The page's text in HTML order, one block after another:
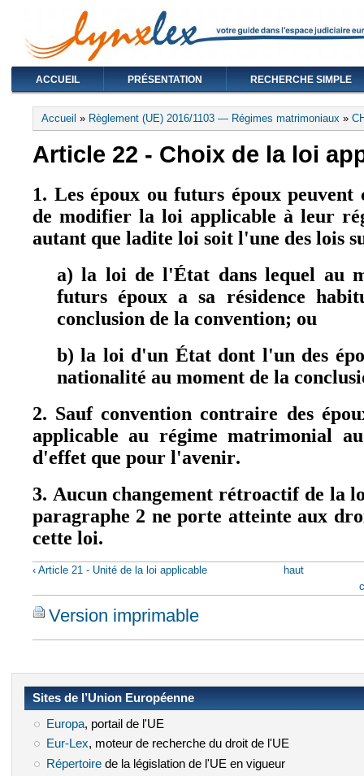
ACCUEIL PRÉSENTATION RECHERCHE SIMPLE
Vous êtes ici
Accueil » Règlement (UE) 2016/1103 — Régimes matrimoniaux »
Article 22 - Choix de la loi
1. Les époux ou futurs époux peuvent
de modifier la loi applicable à leur
autant que ladite loi soit l'une des lois
a) la loi de l'État dans lequel au
futurs époux a sa résidence
conclusion de la convention; ou
b) la loi d'un État dont l'un des
nationalité au moment de la
2. Sauf convention contraire des
applicable au régime matrimonial
d'effet que pour l'avenir.
3. Aucun changement rétroactif de la
paragraphe 2 ne porte atteinte aux
cette loi.
‹ Article 21 - Unité de la loi applicable
haut
Version imprimable
Sites de l’Union Européenne
Europa(le lien est externe)
, portail de l'UE
Eur-Lex(le lien est externe)
, moteur de recherche du droit de l'UE
Répertoire(le lien est externe)
de la législation de l'UE en vigueur